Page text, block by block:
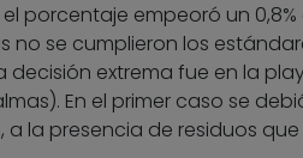
el porcentaje empeoró un
no se cumplieron los
decisión extrema fue en la
En el primer caso se
a la presencia de residuos